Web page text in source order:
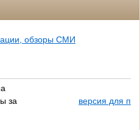
обзоры СМИ
за
версия для